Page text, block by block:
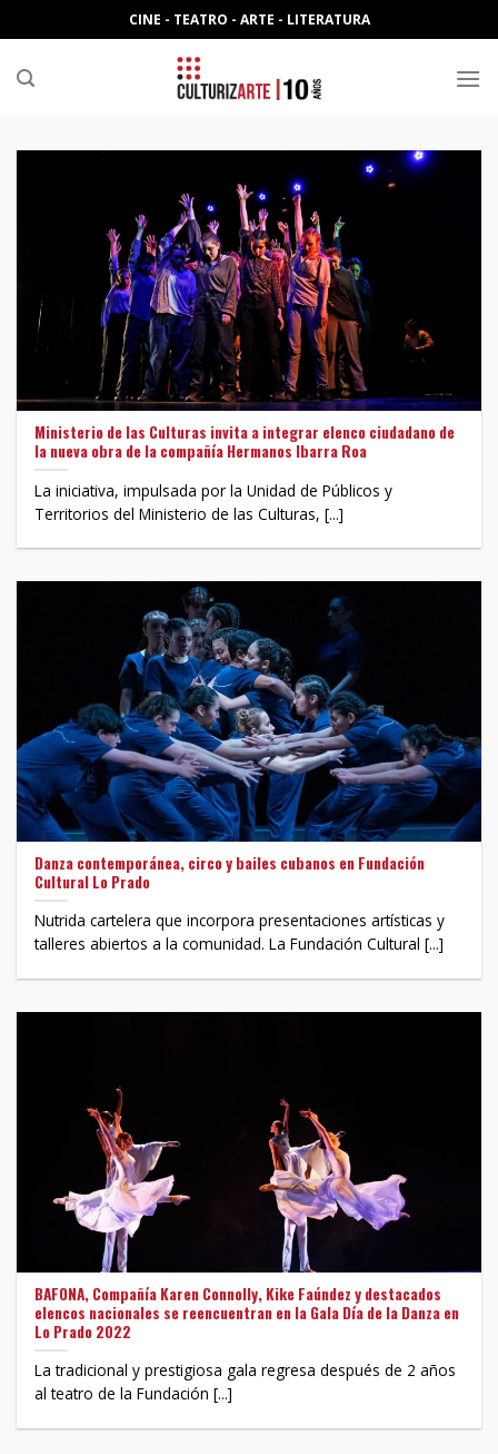
to
content
CINE - TEATRO - ARTE - LITERATURA
Ministerio de las Culturas invita a integrar elenco ciudadano de
la nueva obra de la compañía Hermanos Ibarra Roa
La iniciativa, impulsada por la Unidad de Públicos y
Territorios del Ministerio de las Culturas, [...]
Danza contemporánea, circo y bailes cubanos en Fundación
Cultural Lo Prado
Nutrida cartelera que incorpora presentaciones artísticas y
talleres abiertos a la comunidad. La Fundación Cultural [...]
BAFONA, Compañía Karen Connolly, Kike Faúndez y destacados
elencos nacionales se reencuentran en la Gala Día de la Danza en
Lo Prado 2022
La tradicional y prestigiosa gala regresa después de 2 años
al teatro de la Fundación [...]